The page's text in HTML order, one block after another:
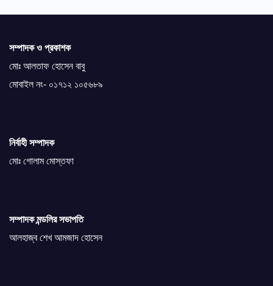
সম্পাদক ও প্রকাশক
মোঃ আলতাফ হোসেন বাবু
মোবাইল নং- ০১৭১২ ১০৫৬৮৯
নির্বাহী সম্পাদক
মোঃ গোলাম মোস্তফা
সম্পাদক মন্ডলির সভাপতি
আলহাজ্ব শেখ আমজাদ হোসেন